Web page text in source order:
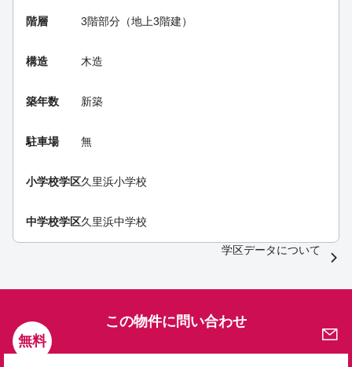
階層 3階部分（地上3階建）
構造 木造
築年数 新築
駐車場 無
小学校学区久里浜小学校
中学校学区久里浜中学校
学区データについて
無料
この物件に問い合わせ